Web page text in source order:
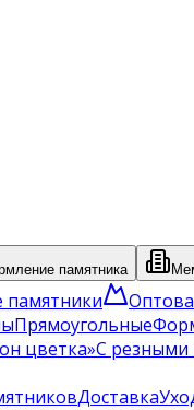
памятника
памятники
Прямоугольные
цветка»С резными
Доставка